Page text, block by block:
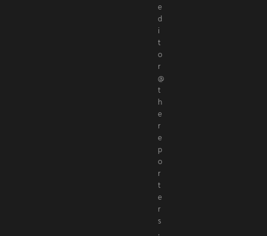
e
d
i
t
o
r
@
t
h
e
r
e
p
o
r
t
e
r
s
.